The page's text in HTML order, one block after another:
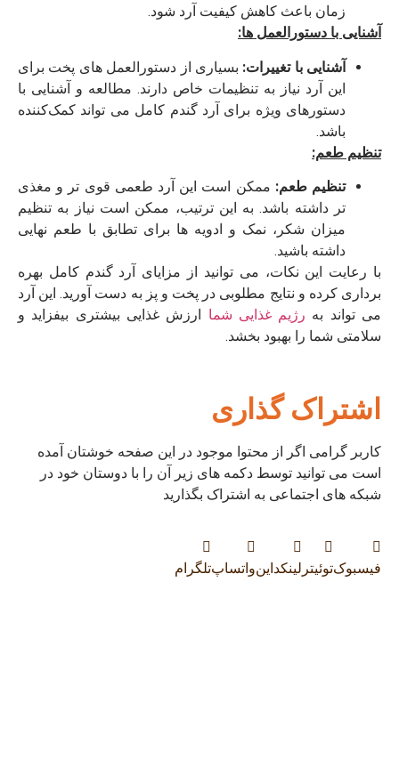
زمان باعث کاهش کیفیت آرد شود.
آشنایی با دستورالعمل‌ ها:
آشنایی با تغییرات: بسیاری از دستورالعمل‌ های پخت برای
این آرد نیاز به تنظیمات خاص دارند. مطالعه و آشنایی با
دستورهای ویژه برای آرد گندم کامل می‌ تواند کمک‌کننده
باشد.
تنظیم طعم:
تنظیم طعم: ممکن است این آرد طعمی قوی‌ تر و مغذی‌
تر داشته باشد. به این ترتیب، ممکن است نیاز به تنظیم
میزان شکر، نمک و ادویه ‌ها برای تطابق با طعم نهایی
داشته باشید.
با رعایت این نکات، می‌ توانید از مزایای آرد گندم کامل بهره‌
برداری کرده و نتایج مطلوبی در پخت و پز به دست آورید. این آرد
می ‌تواند به رژیم غذایی شما ارزش غذایی بیشتری بیفزاید و
سلامتی شما را بهبود بخشد.
اشتراک گذاری
کاربر گرامی اگر از محتوا موجود در این صفحه خوشتان آمده
است می توانید توسط دکمه های زیر آن را با دوستان خود در
شبکه های اجتماعی به اشتراک بگذارید
فیسبوکتوئیتر لینکداینواتساپتلگرام